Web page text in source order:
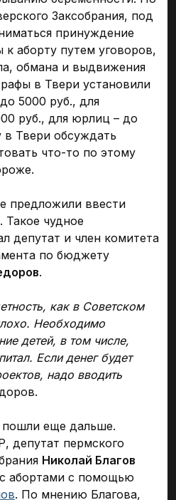
Заксобрания, под
принуждение
аборту путем уговоров,
обмана и выдвижения
в Твери установили
5000 руб., для
руб., для юрлиц – до
Твери обсуждать
что-то по этому
предложили ввести
. Такое чудное
депутат и член комитета
по бюджету
.
как в Советском
Необходимо
детей, в том числе,
Если денег будет
надо вводить
еще дальше.
депутат пермского
Николай Благов
абортами с помощью
. По мнению Благова,